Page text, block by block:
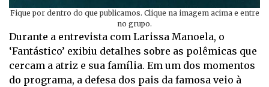
Fique por dentro do que publicamos. Clique na imagem acima e entre
no grupo.
Durante a entrevista com Larissa Manoela, o
‘Fantástico’ exibiu detalhes sobre as polêmicas que
cercam a atriz e sua família. Em um dos momentos
do programa, a defesa dos pais da famosa veio à